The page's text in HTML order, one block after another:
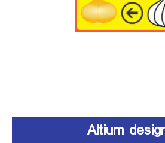
Altium